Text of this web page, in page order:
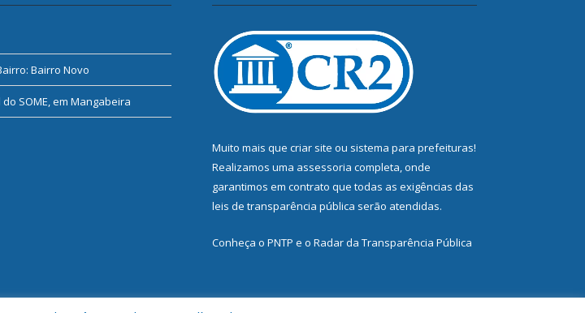
Bairro Novo
SOME, em Mangabeira
Muito mais que criar site ou sistema para prefeituras!
Realizamos uma assessoria completa, onde
garantimos em contrato que todas as exigências das
leis de transparência pública serão atendidas.
Conheça o PNTP e o Radar da Transparência Pública